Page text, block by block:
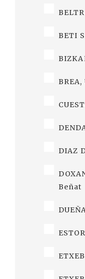
BETI
BREA,
DIAZ
Beñat